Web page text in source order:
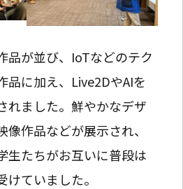
品が並び、IoTなどのテク
品に加え、Live2DやAIを
れました。鮮やかなデザ
作品などが展示され、
生たちがお互いに普段は
ていました。